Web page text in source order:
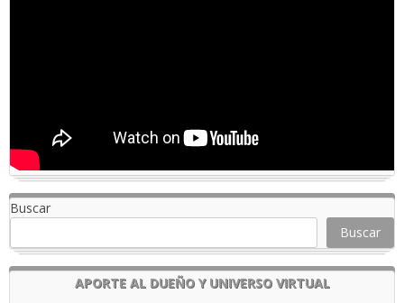
Buscar
Buscar
APORTE AL DUEÑO Y UNIVERSO VIRTUAL